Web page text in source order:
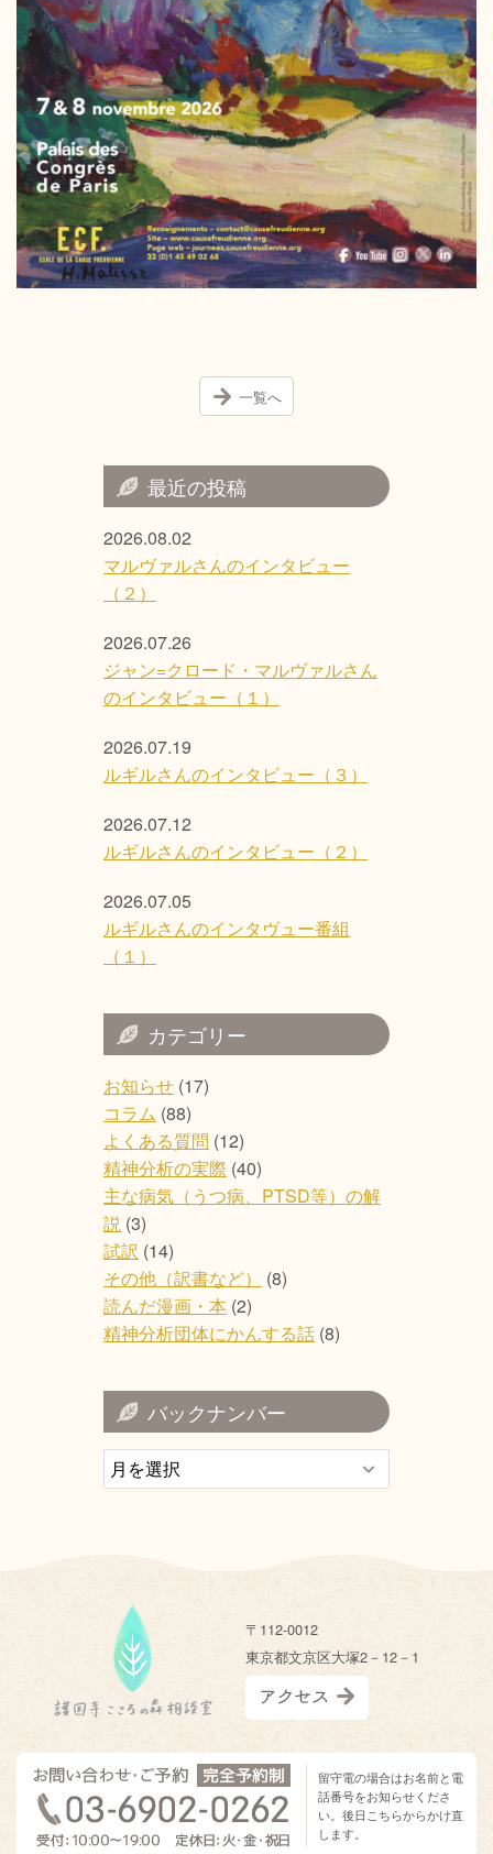
一覧へ
最近の投稿
2026.08.02
マルヴァルさんのインタビュー
（２）
2026.07.26
ジャン=クロード・マルヴァルさん
のインタビュー（１）
2026.07.19
ルギルさんのインタビュー（３）
2026.07.12
ルギルさんのインタビュー（２）
2026.07.05
ルギルさんのインタヴュー番組
（１）
カテゴリー
お知らせ (17)
コラム (88)
よくある質問 (12)
精神分析の実際 (40)
主な病気（うつ病、PTSD等）の解
説 (3)
試訳 (14)
その他（訳書など）
(8)
読んだ漫画・本 (2)
精神分析団体にかんする話 (8)
バックナンバー
〒112-0012
東京都文京区大塚2－12－1
留守電の場合はお名前と電
話番号をお知らせくださ
い。後日こちらからかけ直
します。